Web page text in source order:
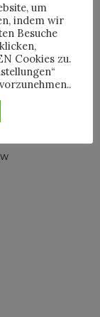
um
indem wir
Besuche
Cookies zu.